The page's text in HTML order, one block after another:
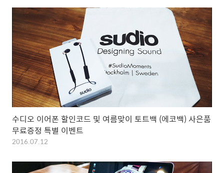
수디오 이어폰 할인코드 및 여름맞이 토트백 (에코백) 사은품
무료증정 특별 이벤트
2016.07.12